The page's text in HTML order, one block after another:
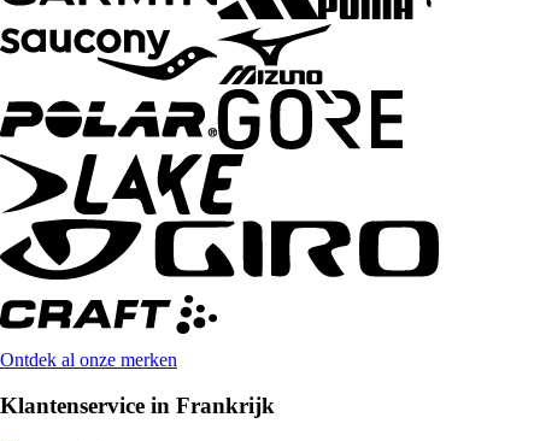
Ontdek al onze merken
Klantenservice in Frankrijk